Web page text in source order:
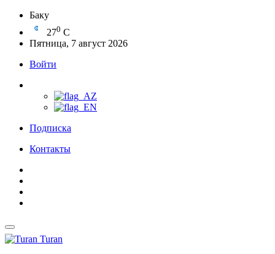
Баку
270 C
Пятница, 7 август 2026
Войти
Подписка
Контакты
Turan